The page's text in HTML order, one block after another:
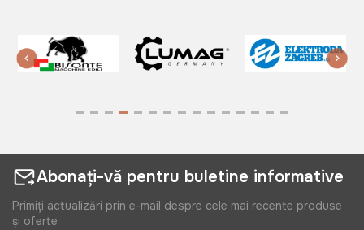
Abonați-vă pentru buletine informative
Primiți actualizări prin e-mail despre cele mai recente produse
și oferte